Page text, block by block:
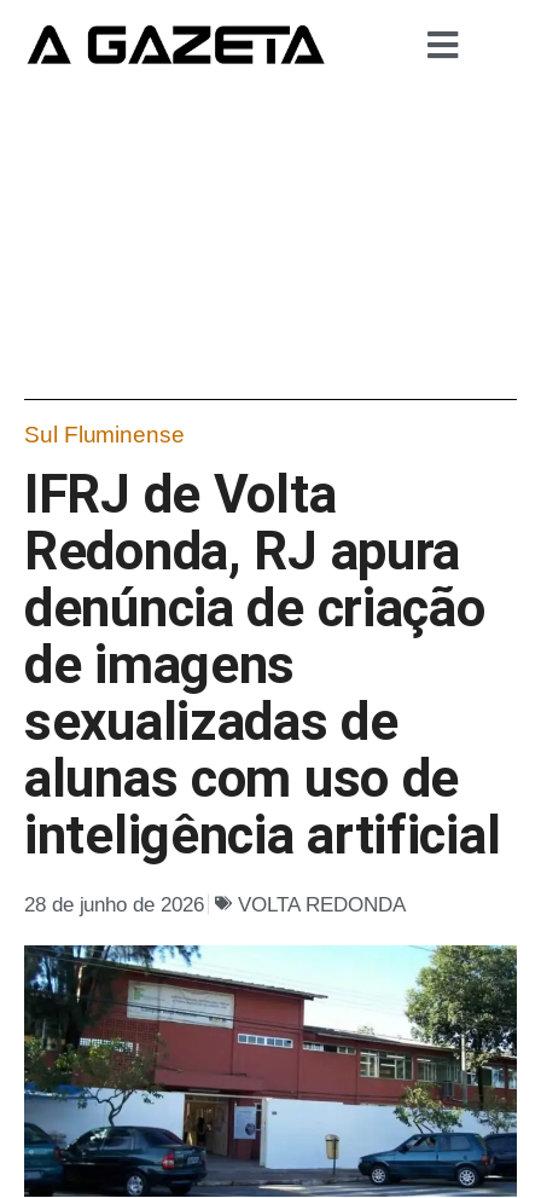
Sul Fluminense
IFRJ de Volta
Redonda, RJ apura
denúncia de criação
de imagens
sexualizadas de
alunas com uso de
inteligência artificial
28 de junho de 2026 VOLTA REDONDA